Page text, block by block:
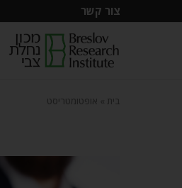
צור קשר
בית אופטומטריסט